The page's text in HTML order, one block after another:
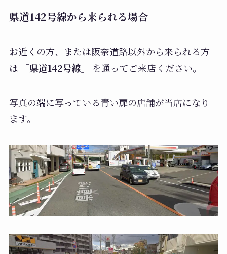
県道142号線から来られる場合
お近くの方、または阪奈道路以外から来られる方
は
「県道142号線」 を通ってご来店ください。
写真の端に写っている青い扉の店舗が当店になり
ます。